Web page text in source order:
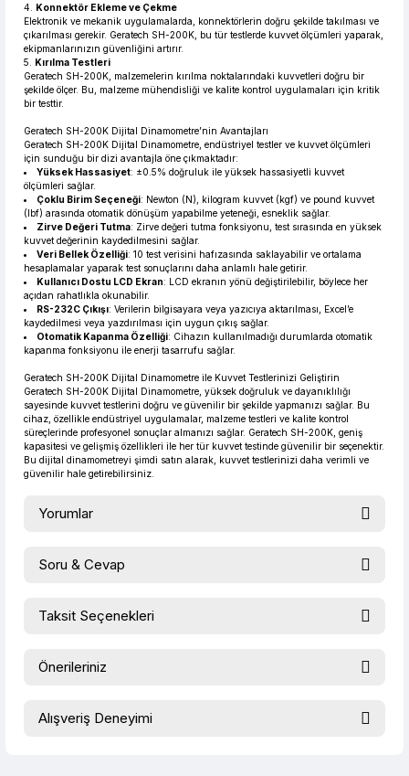
4. Konnektör Ekleme ve Çekme
Elektronik ve mekanik uygulamalarda, konnektörlerin doğru şekilde takılması ve
çıkarılması gerekir. Geratech SH-200K, bu tür testlerde kuvvet ölçümleri yaparak,
ekipmanlarınızın güvenliğini artırır.
5. Kırılma Testleri
Geratech SH-200K, malzemelerin kırılma noktalarındaki kuvvetleri doğru bir
şekilde ölçer. Bu, malzeme mühendisliği ve kalite kontrol uygulamaları için kritik
bir testtir.
Geratech SH-200K Dijital Dinamometre’nin Avantajları
Geratech SH-200K Dijital Dinamometre, endüstriyel testler ve kuvvet ölçümleri
için sunduğu bir dizi avantajla öne çıkmaktadır:
Yüksek Hassasiyet: ±0.5% doğruluk ile yüksek hassasiyetli kuvvet
ölçümleri sağlar.
Çoklu Birim Seçeneği: Newton (N), kilogram kuvvet (kgf) ve pound kuvvet
(lbf) arasında otomatik dönüşüm yapabilme yeteneği, esneklik sağlar.
Zirve Değeri Tutma: Zirve değeri tutma fonksiyonu, test sırasında en yüksek
kuvvet değerinin kaydedilmesini sağlar.
Veri Bellek Özelliği: 10 test verisini hafızasında saklayabilir ve ortalama
hesaplamalar yaparak test sonuçlarını daha anlamlı hale getirir.
Kullanıcı Dostu LCD Ekran: LCD ekranın yönü değiştirilebilir, böylece her
açıdan rahatlıkla okunabilir.
RS-232C Çıkışı: Verilerin bilgisayara veya yazıcıya aktarılması, Excel’e
kaydedilmesi veya yazdırılması için uygun çıkış sağlar.
Otomatik Kapanma Özelliği: Cihazın kullanılmadığı durumlarda otomatik
kapanma fonksiyonu ile enerji tasarrufu sağlar.
Geratech SH-200K Dijital Dinamometre ile Kuvvet Testlerinizi Geliştirin
Geratech SH-200K Dijital Dinamometre, yüksek doğruluk ve dayanıklılığı
sayesinde kuvvet testlerini doğru ve güvenilir bir şekilde yapmanızı sağlar. Bu
cihaz, özellikle endüstriyel uygulamalar, malzeme testleri ve kalite kontrol
süreçlerinde profesyonel sonuçlar almanızı sağlar. Geratech SH-200K, geniş
kapasitesi ve gelişmiş özellikleri ile her tür kuvvet testinde güvenilir bir seçenektir.
Bu dijital dinamometreyi şimdi satın alarak, kuvvet testlerinizi daha verimli ve
güvenilir hale getirebilirsiniz.
Yorumlar
Soru & Cevap
Taksit Seçenekleri
Önerileriniz
konularda yetersiz gördüğünüz noktaları öneri formunu
Alışveriş Deneyimi